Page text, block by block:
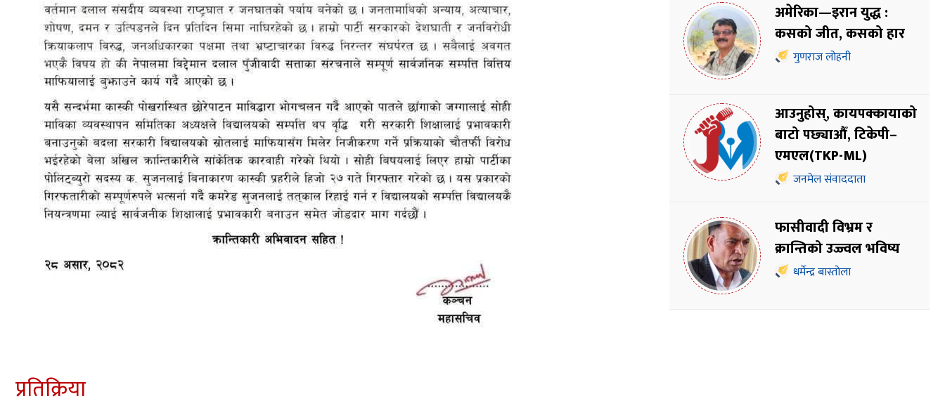
प्रतिक्रिया
अमेरिका—इरान युद्ध :
कसको जीत, कसको हार
गुणराज लोहनी
आउनुहोस्, कायपक्कायाको
बाटो पछ्याऔँ, टिकेपी–
एमएल(TKP-ML)
जनमेल संवाददाता
फासीवादी विभ्रम र
क्रान्तिको उज्ज्वल भविष्य
धर्मेन्द्र बास्तोला